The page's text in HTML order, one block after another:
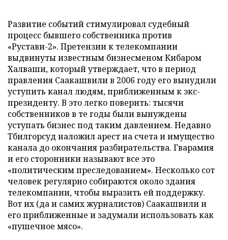
Развитие событий стимулировал судебный
процесс бывшего собственника против
«Рустави-2». Претензии к телекомпании
выдвинуты известным бизнесменом Кибаром
Халваши, который утверждает, что в период
правления Саакашвили в 2006 году его вынудили
уступить канал людям, приближенным к экс-
президенту. В это легко поверить: тысячи
собственников в те годы были вынуждены
уступать бизнес под таким давлением. Недавно
Тбилгорсуд наложил арест на счета и имущество
канала до окончания разбирательства. Гварамия
и его сторонники называют все это
«политическим преследованием». Несколько сот
человек регулярно собираются около здания
телекомпании, чтобы выразить ей поддержку.
Вот их (да и самих журналистов) Саакашвили и
его приближенные и задумали использовать как
«пушечное мясо».